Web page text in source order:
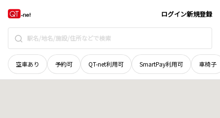
ログイン新規登録
空車あり 予約可 QT-net利用可 SmartPay利用可 車椅子
鳥取県